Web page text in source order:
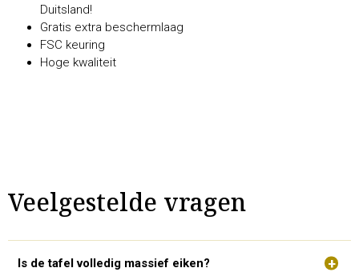
Duitsland!
Gratis extra beschermlaag
FSC keuring
Hoge kwaliteit
Veelgestelde vragen
Is de tafel volledig massief eiken?